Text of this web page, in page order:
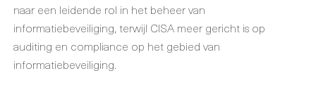
naar een leidende rol in het beheer van
informatiebeveiliging, terwijl CISA meer gericht is op
auditing en compliance op het gebied van
informatiebeveiliging.